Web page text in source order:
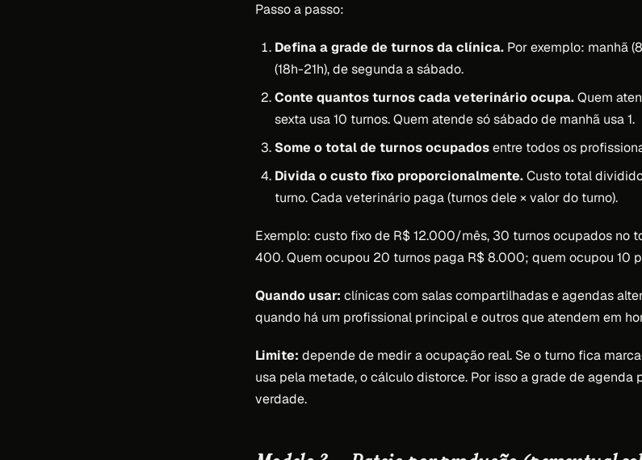
Passo a passo:
Defina a grade de turnos da clínica. Por exemplo: manhã
(18h-21h), de segunda a sábado.
Conte quantos turnos cada veterinário ocupa.Quem
sexta usa 10 turnos. Quem atende só sábado de manhã usa 1.
Some o total de turnos ocupadosentre todos os
Divida o custo fixo proporcionalmente.Custo total
turno. Cada veterinário paga (turnos dele × valor do turno).
Exemplo: custo fixo de R$ 12.000/mês, 30 turnos ocupados no
400. Quem ocupou 20 turnos paga R$ 8.000; quem ocupou 10
Quando usar: clínicas com salas compartilhadas e agendas
quando há um profissional principal e outros que atendem em
Limite: depende de medir a ocupação real. Se o turno fica
usa pela metade, o cálculo distorce. Por isso a grade de agenda
verdade.